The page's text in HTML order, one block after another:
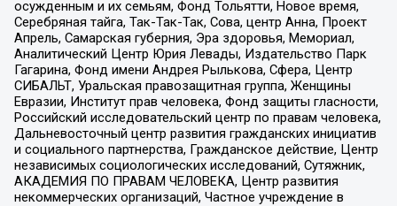
осужденным и их семьям, Фонд Тольятти, Новое время,
Серебряная тайга, Так-Так-Так, Сова, центр Анна, Проект
Апрель, Самарская губерния, Эра здоровья, Мемориал,
Аналитический Центр Юрия Левады, Издательство Парк
Гагарина, Фонд имени Андрея Рылькова, Сфера, Центр
СИБАЛЬТ, Уральская правозащитная группа, Женщины
Евразии, Институт прав человека, Фонд защиты гласности,
Российский исследовательский центр по правам человека,
Дальневосточный центр развития гражданских инициатив
и социального партнерства, Гражданское действие, Центр
независимых социологических исследований, Сутяжник,
АКАДЕМИЯ ПО ПРАВАМ ЧЕЛОВЕКА, Центр развития
некоммерческих организаций, Частное учреждение в